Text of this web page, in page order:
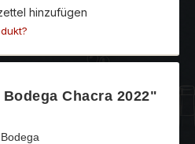
hinzufügen
Chacra 2022"